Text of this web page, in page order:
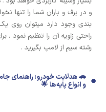
و در برف و باران شما را تنها
بندی وجود دارد میتوان
راحتی زاویه آن را تنظیم نمود
رشته سیم از لامپ بگیرید .
🚗 هدلایت خودرو: راهنمای
و انواع پایه‌ها 🌟